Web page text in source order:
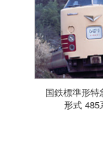
国鉄標準形特
形式 485